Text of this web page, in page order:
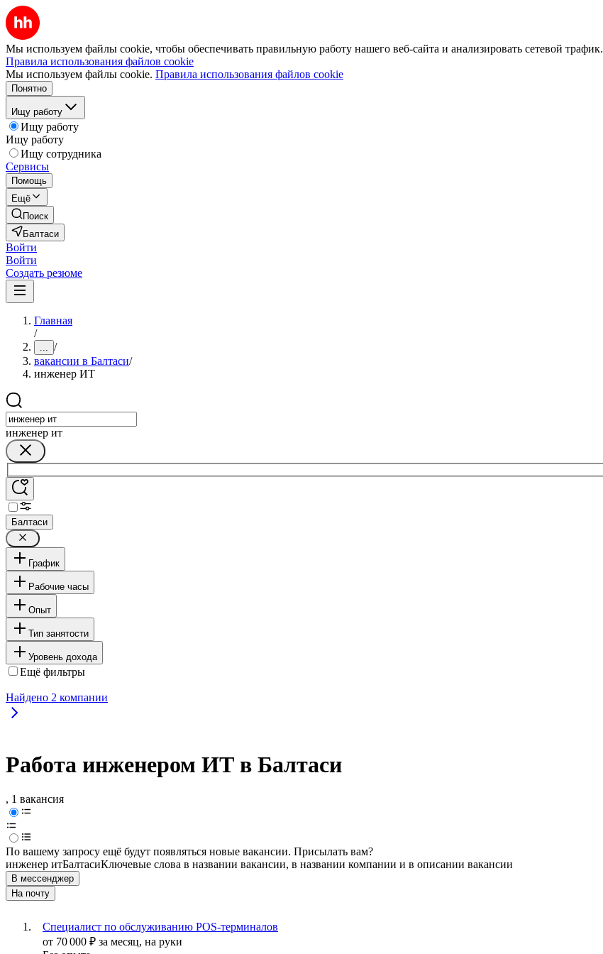
Мы используем файлы cookie, чтобы обеспечивать правильную работу нашего веб-сайта и анализировать сетевой трафик.
Правила использования файлов cookie
Мы используем файлы cookie. Правила использования файлов cookie
Понятно
Ищу работу
Ищу работу
Ищу работу
Ищу сотрудника
Сервисы
Помощь
Ещё
Поиск
Балтаси
Войти
Войти
Создать резюме
Главная
/
... /
вакансии в Балтаси/
инженер ИТ
инженер ит
Балтаси
График
Рабочие часы
Опыт
Тип занятости
Уровень дохода
Ещё фильтры
Найдено 2 компании
Работа инженером ИТ в Балтаси
, 1 вакансия
По вашему запросу ещё будут появляться новые вакансии. Присылать вам?
инженер итБалтасиКлючевые слова в названии вакансии, в названии компании и в описании вакансии
В мессенджер
На почту
Специалист по обслуживанию POS-терминалов
от 70 000 ₽ за месяц, на руки